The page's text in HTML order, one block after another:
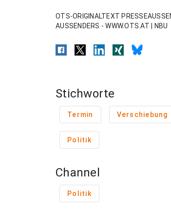
OTS-ORIGINALTEXT
AUSSENDERS - WWW.OTS.AT | NBU
Stichworte
Termin Verschiebung
Politik
Channel
Politik